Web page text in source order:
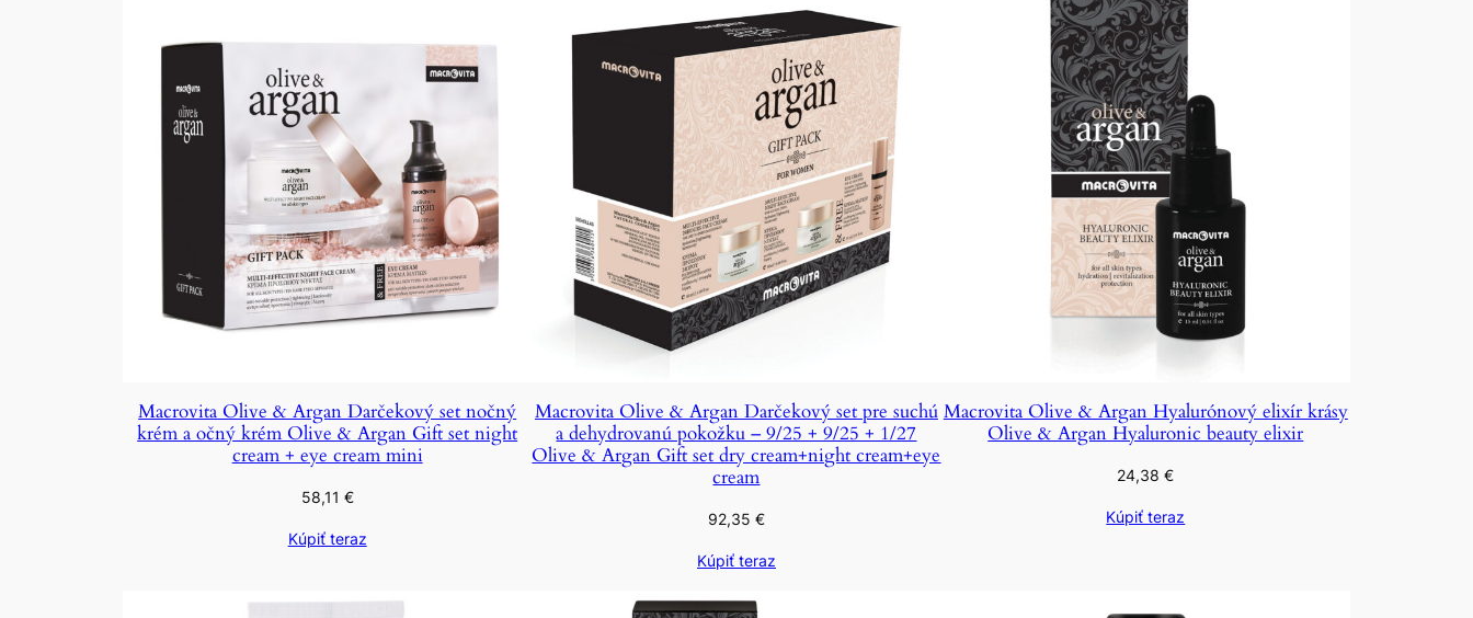
Macrovita Olive & Argan Darčekový set nočný
krém a očný krém Olive & Argan Gift set night
cream + eye cream mini
58,11 €
Kúpiť teraz
Macrovita Olive & Argan Darčekový set pre suchú
a dehydrovanú pokožku – 9/25 + 9/25 + 1/27
Olive & Argan Gift set dry cream+night cream+eye
cream
92,35 €
Kúpiť teraz
Macrovita Olive & Argan Hyalurónový elixír krásy
Olive & Argan Hyaluronic beauty elixir
24,38€
Kúpiť teraz